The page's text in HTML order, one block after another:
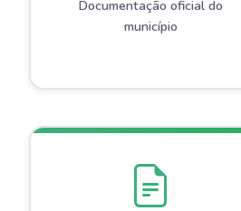
Documentação oficial do
município